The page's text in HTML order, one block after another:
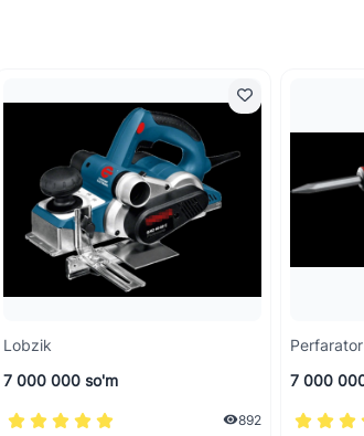
Lobzik
7 000 000 so'm
892
Perfarator
7 000